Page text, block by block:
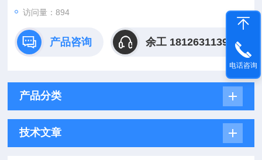
访问量：894
产品咨询 余工 18126311395
产品分类
技术文章
电话咨询